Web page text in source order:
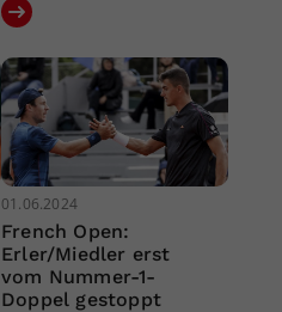
01.06.2024
French Open:
Erler/Miedler erst
vom Nummer-1-
Doppel gestoppt